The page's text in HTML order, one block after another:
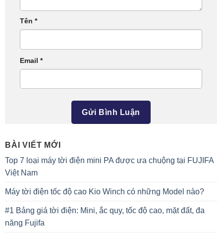
Tên *
Email *
BÀI VIẾT MỚI
Top 7 loại máy tời điện mini PA được ưa chuộng tại FUJIFA
Việt Nam
Máy tời điện tốc độ cao Kio Winch có những Model nào?
#1 Bảng giá tời điện: Mini, ắc quy, tốc độ cao, mặt đất, đa
năng Fujifa